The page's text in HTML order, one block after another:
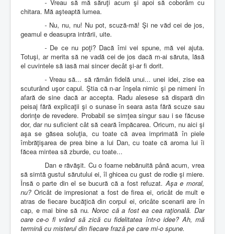
- Vreau să mă săruţi acum şi apoi să coborâm cu
chitara. Mă aşteaptă lumea.
- Nu, nu, nu! Nu pot, scuză-mă! Şi ne văd cei de jos,
geamul e deasupra intrării, uite.
- De ce nu poţi? Dacă îmi vei spune, mă vei ajuta.
Totuşi, ar merita să ne vadă cei de jos dacă m-ai săruta, lăsă
el cuvintele să iasă mai sincer decât şi-ar fi dorit.
- Vreau să... să rămân fidelă unui... unei idei, zise ea
scuturând uşor capul. Ştia că n-ar înşela nimic şi pe nimeni în
afară de sine dacă ar accepta. Radu alesese să dispară din
peisaj fără explicaţii şi o sunase în seara asta fără scuze sau
dorinţe de revedere. Probabil se simţea singur sau i se făcuse
dor, dar nu suficient cât să ceară împăcarea. Oricum, nu aici şi
aşa se găsea soluţia, cu toate că avea imprimată în piele
îmbrăţişarea de prea bine a lui Dan, cu toate că aroma lui îi
făcea mintea să zburde, cu toate...
Dan e răvăşit. Cu o foame nebănuită până acum, vrea
să simtă gustul sărutului ei, îl ghicea cu gust de rodie şi miere.
Însă o parte din el se bucură că a fost refuzat.Aşa e moral,
nu?Oricât de impresionat a fost de firea ei, oricât de mult e
atras de fiecare bucăţică din corpul ei, oricâte scenarii are în
cap, e mai bine să nu. Noroc că a fost ea cea raţională. Dar
oare ce-o fi vrând să zică cu fidelitatea într-o idee? Ah, mă
termină cu misterul din fiecare frază pe care mi-o spune.